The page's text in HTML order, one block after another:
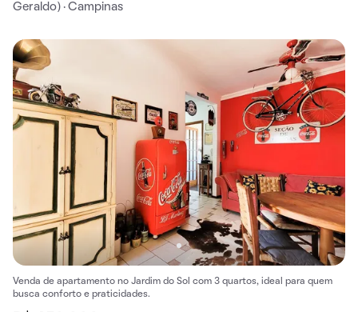
Geraldo) · Campinas
Venda de apartamento no Jardim do Sol com 3 quartos, ideal para quem
busca conforto e praticidades.